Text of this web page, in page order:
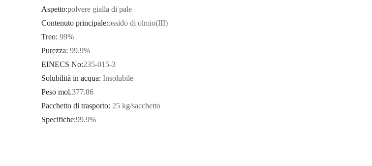
Aspetto:polvere gialla di pale
Contenuto principale:ossido di olmio(III)
Treo: 99%
Purezza: 99.9%
EINECS No:235-015-3
Solubilità in acqua: Insolubile
Peso mol.377.86
Pacchetto di trasporto: 25 kg/sacchetto
Specifiche:99.9%